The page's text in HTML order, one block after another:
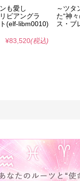
も愛し
ビアングラ
(elf-libm0010)
¥83,520(税込)
～ツタ
た“神
ス・ブ